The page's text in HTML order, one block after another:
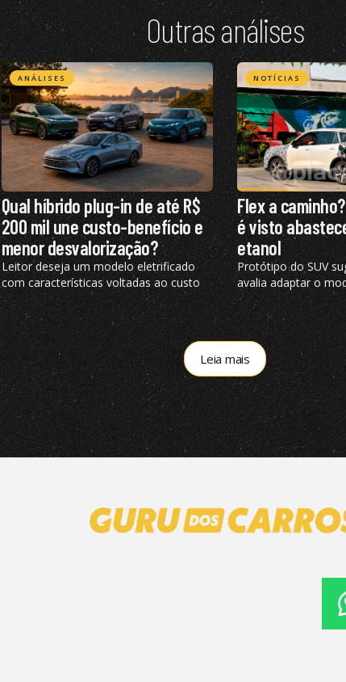
Outras análises
ANÁLISES
Qual híbrido plug-in de até R$
200 mil une custo-benefício e
menor desvalorização?
Leitor deseja um modelo eletrificado
com características voltadas ao custo
financeiro do produto e pediu nossa
análise completa
NOTÍCIAS
Flex a
é visto
etanol
Protótipo do SUV
avalia adaptar o
China às
brasileiro
Leia mais